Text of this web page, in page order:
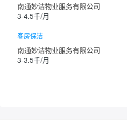
南通妙洁物业服务有限公司
3-4.5千/月
客房保洁
南通妙洁物业服务有限公司
3-3.5千/月